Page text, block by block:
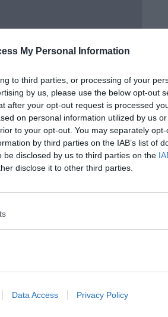
My Personal Information
to third parties, or processing of your
by us, please use the below opt-out
after your opt-out request is processed
on personal information utilized by us
to your opt-out. You may separately
by third parties on the IAB’s list of
disclosed by us to third parties on the
disclose it to other third parties.
Data Access Privacy Policy
RUBRICHE
Le notizie di oggi
Più Letti della settimana
Più Letti del mese
Archivio Notizie
Toscani in TV
Pagine allegre di Gianni Micheli
Psico-cose di Federica Giusti